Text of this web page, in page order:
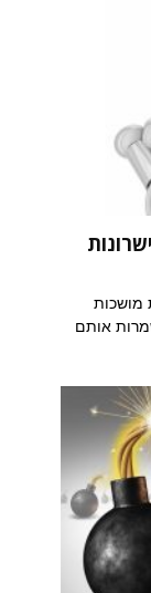
מושכות
אותם